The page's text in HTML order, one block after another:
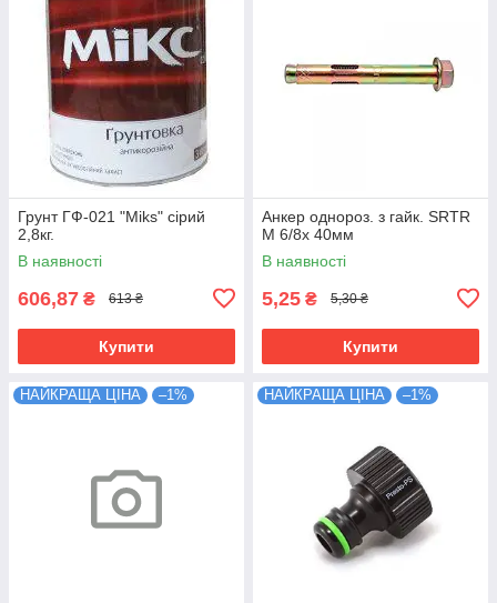
Грунт ГФ-021 "Miks" сірий
2,8кг.
В наявності
606,87 ₴ 613 ₴
Купити
Анкер однороз. з гайк. SRTR
М 6/8х 40мм
В наявності
5,25 ₴ 5,30 ₴
Купити
НАЙКРАЩА ЦІНА –1% НАЙКРАЩА ЦІНА –1%